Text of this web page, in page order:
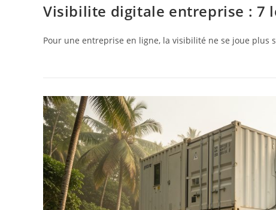
Visibilite digitale entreprise : 7
Pour une entreprise en ligne, la visibilité ne se joue plus